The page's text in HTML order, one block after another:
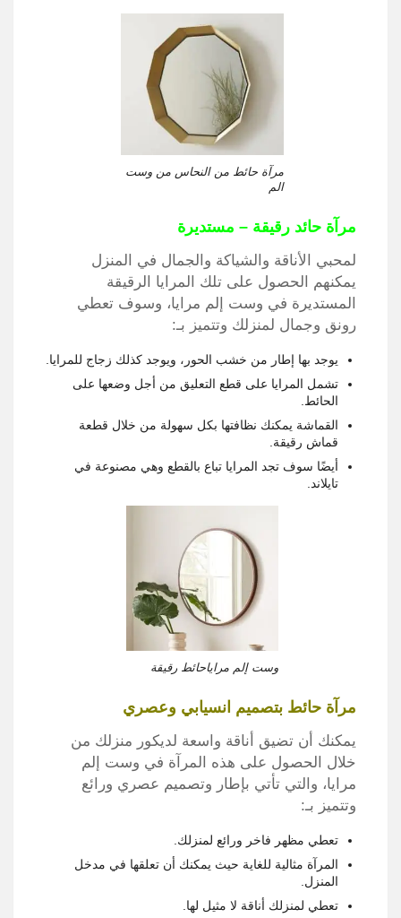
مرآة حائط من النحاس من وست
الم
مرآة حائد رقيقة – مستديرة
لمحبي الأناقة والشياكة والجمال في المنزل
يمكنهم الحصول على تلك المرايا الرقيقة
المستديرة في وست إلم مرايا، وسوف تعطي
رونق وجمال لمنزلك وتتميز بـ:
يوجد بها إطار من خشب الحور، ويوجد كذلك زجاج للمرايا.
تشمل المرايا على قطع التعليق من أجل وضعها على
الحائط.
القماشة يمكنك نظافتها بكل سهولة من خلال قطعة
قماش رقيقة.
أيضًا سوف تجد المرايا تباع بالقطع وهي مصنوعة في
تايلاند.
وست إلم مراياحائط رقيقة
مرآة حائط بتصميم انسيابي وعصري
يمكنك أن تضيق أناقة واسعة لديكور منزلك من
خلال الحصول على هذه المرآة في وست إلم
مرايا، والتي تأتي بإطار وتصميم عصري ورائع
وتتميز بـ:
تعطي مظهر فاخر ورائع لمنزلك.
المرآة مثالية للغاية حيث يمكنك أن تعلقها في مدخل
المنزل.
تعطي لمنزلك أناقة لا مثيل لها.